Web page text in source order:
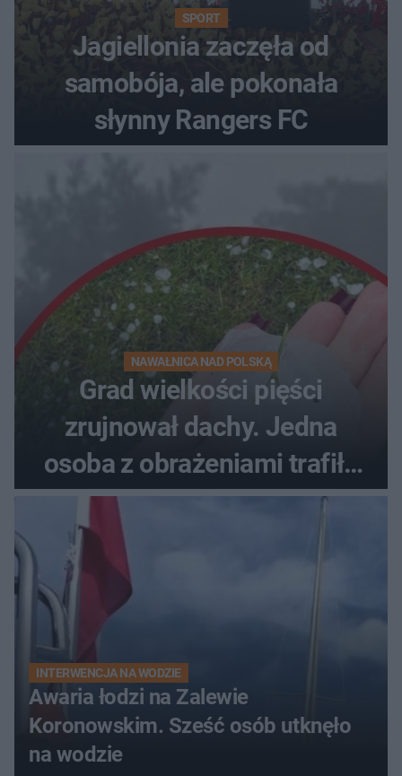
SPORT
Jagiellonia zaczęła od
samobója, ale pokonała
słynny Rangers FC
NAWAŁNICA NAD POLSKĄ
Grad wielkości pięści
zrujnował dachy. Jedna
osoba z obrażeniami trafiła
do szpitala
INTERWENCJA NA WODZIE
Awaria łodzi na Zalewie
Koronowskim. Sześć osób utknęło
na wodzie